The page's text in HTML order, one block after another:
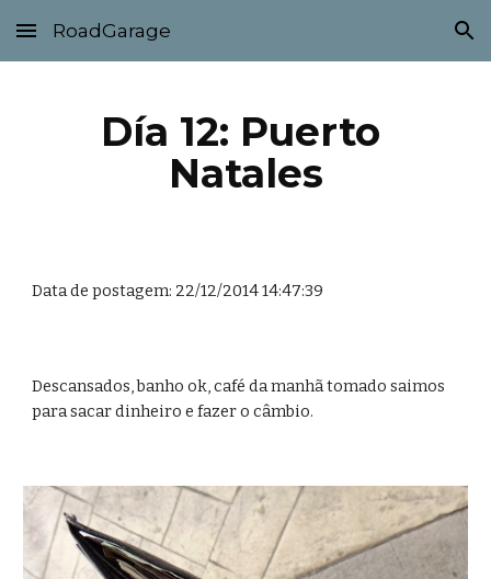
Skip to main content Skip to navigation
RoadGarage
Día 12: Puerto
Natales
Data de postagem: 22/12/2014 14:47:39
Descansados, banho ok, café da manhã tomado saimos
para sacar dinheiro e fazer o câmbio.